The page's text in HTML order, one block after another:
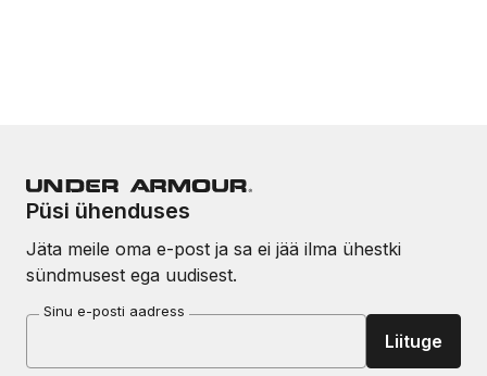
Püsi ühenduses
Jäta meile oma e-post ja sa ei jää ilma ühestki
sündmusest ega uudisest.
Sinu e-posti aadress
Liituge